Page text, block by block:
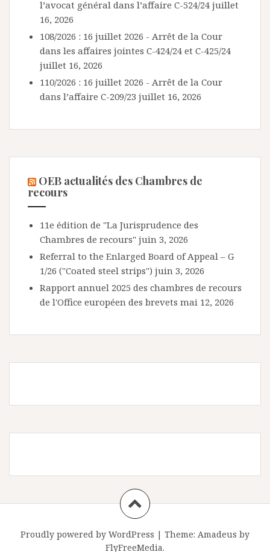
l’avocat général dans l’affaire C-524/24 juillet
16, 2026
108/2026 : 16 juillet 2026 - Arrêt de la Cour
dans les affaires jointes C-424/24 et C-425/24
juillet 16, 2026
110/2026 : 16 juillet 2026 - Arrêt de la Cour
dans l’affaire C-209/23 juillet 16, 2026
OEB actualités des Chambres de
recours
11e édition de "La Jurisprudence des
Chambres de recours" juin 3, 2026
Referral to the Enlarged Board of Appeal – G
1/26 ("Coated steel strips") juin 3, 2026
Rapport annuel 2025 des chambres de recours
de l'Office européen des brevets mai 12, 2026
Proudly powered by WordPress | Theme: Amadeus by
FlyFreeMedia.